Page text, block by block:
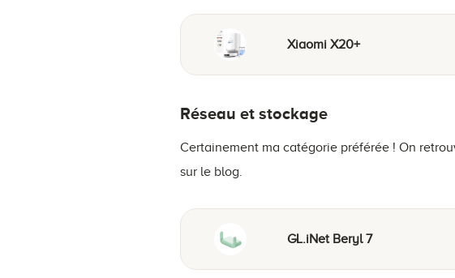
Xiaomi X20+
Réseau et stockage
Certainement ma catégorie préférée ! On
sur le blog.
GL.iNet Beryl 7